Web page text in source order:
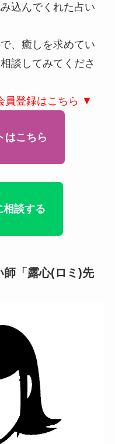
込んでくれた占い
、癒しを求めてい
談してみてくださ
員登録はこちら ▼
はこちら
相談する
師「露心(ロミ)先